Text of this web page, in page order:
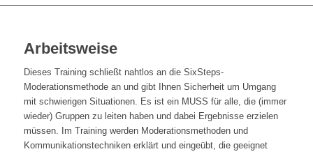
Arbeitsweise
Dieses Training schließt nahtlos an die SixSteps-
Moderationsmethode an und gibt Ihnen Sicherheit um Umgang
mit schwierigen Situationen. Es ist ein MUSS für alle, die (immer
wieder) Gruppen zu leiten haben und dabei Ergebnisse erzielen
müssen. Im Training werden Moderationsmethoden und
Kommunikationstechniken erklärt und eingeübt, die geeignet